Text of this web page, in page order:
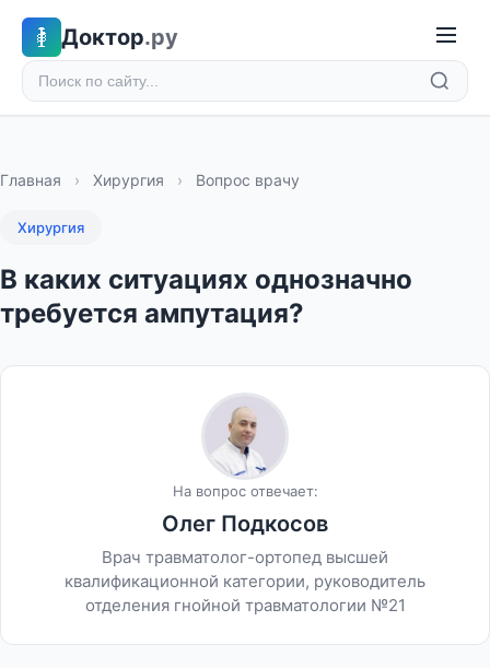
Доктор.ру
Главная › Хирургия › Вопрос врачу
Хирургия
В каких ситуациях однозначно
требуется ампутация?
На вопрос отвечает:
Олег Подкосов
Врач травматолог-ортопед высшей
квалификационной категории, руководитель
отделения гнойной травматологии №21